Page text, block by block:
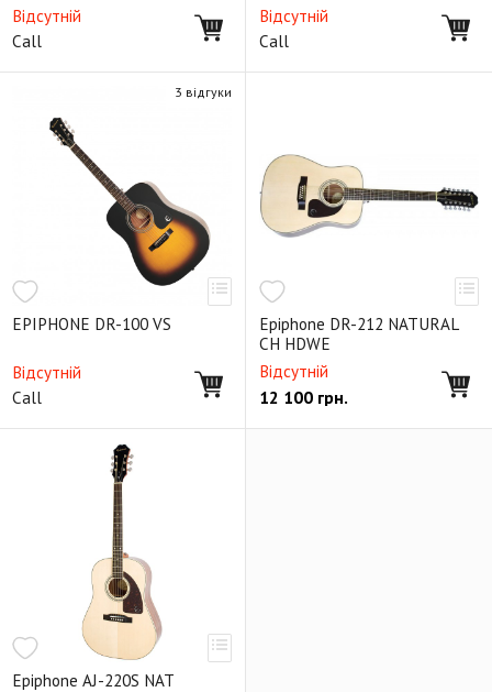
Відсутній
Call
Відсутній
Call
EPIPHONE DR-100 VS
Відсутній
Call
3 відгуки
Epiphone DR-212 NATURAL
CH HDWE
Відсутній
12 100 грн.
Epiphone AJ-220S NAT